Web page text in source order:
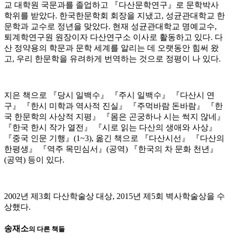
교 대학원 국문과를 졸업하고 『다산문학연구』로 문학박사
학위를 받았다. 한국한문학회 회장을 지냈고, 성균관대학교 한
문학과 교수로 정년을 맞았다. 현재 성균관대학교 명예교수,
퇴계학연구원 원장이자 다산연구소 이사로 활동하고 있다. 다
산 정약용의 학문과 문학 세계를 알리는 데 오랫동안 힘써 왔
고, 우리 한문학을 유려하게 번역하는 것으로 정평이 나 있다.
지은 책으로 『당시 일백수』 『주시 일백수』 『다산시 연
구』 『한시 미학과 역사적 진실』 『주먹바람 돈바람』 『한
국 한문학의 사상적 지평』 『몸은 곤궁하나 시는 썩지 않네』
『한국 한시 작가 열전』 『시로 읽는 다산의 생애와 사상』
『중국 인문 기행』(1~3), 옮긴 책으로 『다산시선』 『다산의
한평생』 『역주 목민심서』(공역) 『한국의 차 문화 천년』
(공역) 등이 있다.
2002년 제3회 다산학술상 대상, 2015년 제5회 벽사학술상을 수
상했다.
송재소의 다른 책들